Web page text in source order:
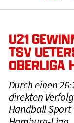
U21
TSV
OBERLIGA
Durch einen
direkten
Handball Sport